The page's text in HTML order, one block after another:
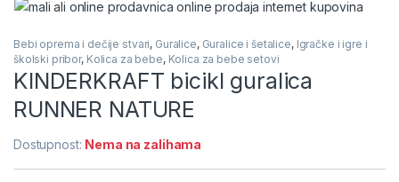
Bebi oprema i dečije stvari, Guralice, Guralice i šetalice, Igračke i igre i
školski pribor, Kolica za bebe, Kolica za bebe setovi
KINDERKRAFT bicikl guralica
RUNNER NATURE
Dostupnost: Nema na zalihama